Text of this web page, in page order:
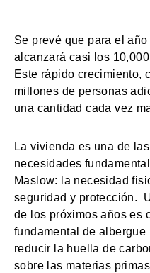
Se prevé que para el
alcanzará casi los
Este rápido crecimiento,
millones de personas
una cantidad cada vez
La vivienda es una de
necesidades
Maslow: la necesidad
seguridad y protección.
de los próximos años es
fundamental de
reducir la huella de
sobre las materias